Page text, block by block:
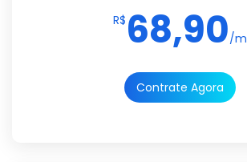
R$ 68,90/m
Contrate Agora